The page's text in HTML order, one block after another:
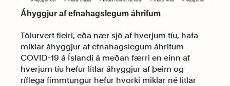
Áhyggjur af efnahagslegum áhrifum
Tölurvert fleiri, eða nær sjö af hverjum tíu, hafa
miklar áhyggjur af efnahagslegum áhrifum
COVID-19 á Íslandi á meðan færri en einn af
hverjum tíu hefur litlar áhyggjur af þeim og
ríflega fimmtungur hefur hvorki miklar né litlar